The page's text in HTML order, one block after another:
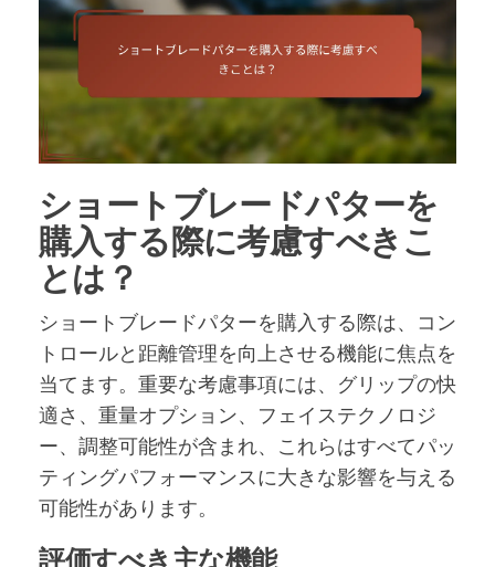
ショートブレードパターを
購入する際に考慮すべきこ
とは？
ショートブレードパターを購入する際は、コン
トロールと距離管理を向上させる機能に焦点を
当てます。重要な考慮事項には、グリップの快
適さ、重量オプション、フェイステクノロジ
ー、調整可能性が含まれ、これらはすべてパッ
ティングパフォーマンスに大きな影響を与える
可能性があります。
評価すべき主な機能